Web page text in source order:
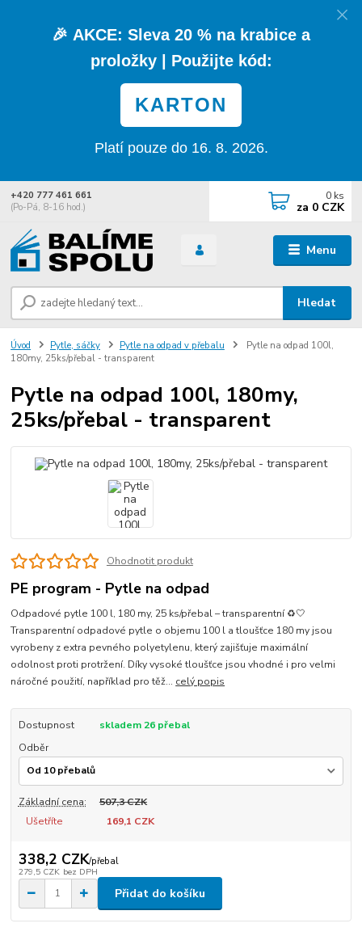
🎉 AKCE: Sleva 20 % na krabice a
proložky| Použijte kód:
KARTON
Platí pouze do 16. 8. 2026.
Menu
Hledat
+420 777 461 661
(Po-Pá, 8-16 hod.)
0 ks
za 0 CZK
Úvod Pytle, sáčky Pytle na odpad v přebalu
Pytle na odpad 100l,
180my, 25ks/přebal - transparent
Pytle na odpad 100l, 180my,
25ks/přebal - transparent
Ohodnotit produkt
PE program - Pytle na odpad
Odpadové pytle 100 l, 180 my, 25 ks/přebal – transparentní ♻️🤍
Transparentní odpadové pytle o objemu 100 l a tloušťce 180 my jsou
vyrobeny z extra pevného polyetylenu, který zajišťuje maximální
odolnost proti protržení. Díky vysoké tloušťce jsou vhodné i pro velmi
náročné použití, například pro těž... celý popis
Dostupnost
skladem 26 přebal
Odběr
Základní cena:
507,3 CZK
Ušetříte
169,1 CZK
338,2 CZK/přebal
279,5 CZK bez DPH
Přidat do košíku